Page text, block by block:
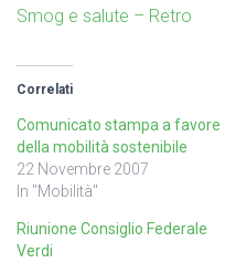
Smog e salute – Retro
Correlati
Comunicato stampa a favore
della mobilità sostenibile
22 Novembre 2007
In "Mobilità"
Riunione Consiglio Federale
Verdi